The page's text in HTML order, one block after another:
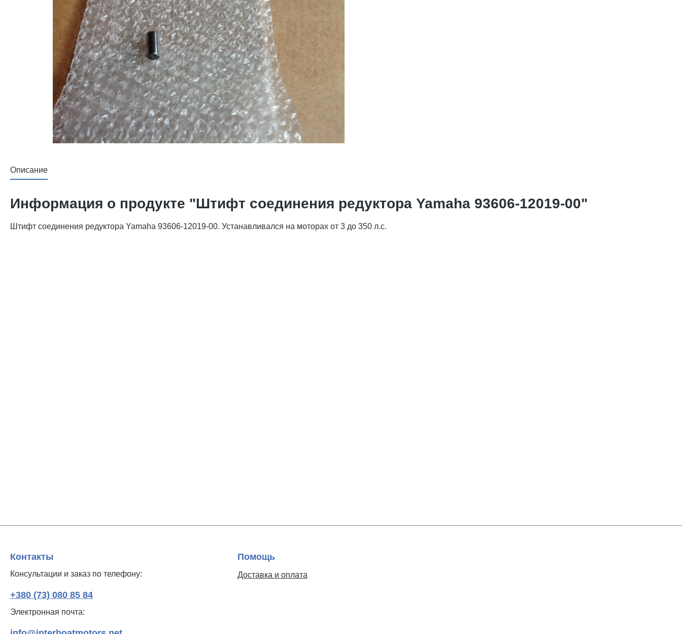
Описание
Информация о продукте "Штифт соединения редуктора Yamaha 93606-12019-00"
Штифт соединения редуктора Yamaha 93606-12019-00. Устанавливался на моторах от 3 до 350 л.с.
Контакты
Консультации и заказ по телефону:
+380 (73) 080 85 84
Электронная почта:
Помощь
Доставка и оплата